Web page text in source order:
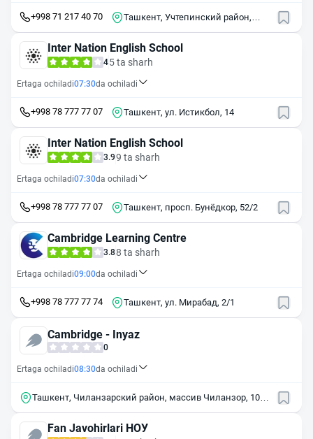
+998 71 217 40 70
Ташкент, Учтепинский район,
Inter Nation English School
45 ta sharh
Ertaga ochiladi07:30da ochiladi
+998 78 777 77 07 Ташкент, ул. Истикбол, 14
Inter Nation English School
3.99 ta sharh
Ertaga ochiladi07:30da ochiladi
+998 78 777 77 07 Ташкент, просп. Бунёдкор, 52/2
Cambridge Learning Centre
3.88 ta sharh
Ertaga ochiladi09:00da ochiladi
+998 78 777 77 74 Ташкент, ул. Мирабад, 2/1
Cambridge - Inyaz
0
Ertaga ochiladi08:30da ochiladi
Ташкент, Чиланзарский район, массив Чиланзор, 10-й
Fan Javohirlari НОУ